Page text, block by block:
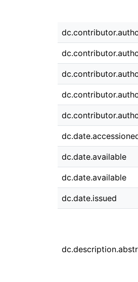
dc.date.available
dc.date.available
dc.date.issued